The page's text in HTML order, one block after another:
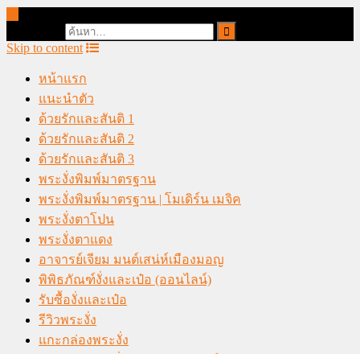
Skip to content
หน้าแรก
แนะนำตัว
ด้วยรักและสันติ 1
ด้วยรักและสันติ 2
ด้วยรักและสันติ 3
พระงั่งพิมพ์มาตรฐาน
พระงั่งพิมพ์มาตรฐาน | โมเดิร์น เมจิค
พระงั่งตาโปน
พระงั่งตาแดง
อาจารย์เจียม มนต์เสน่ห์เมืองมอญ
พิพิธภัณฑ์งั่งและเป๋อ (ออนไลน์)
รับซื้องั่งและเป๋อ
รีวิวพระงั่ง
แกะกล่องพระงั่ง